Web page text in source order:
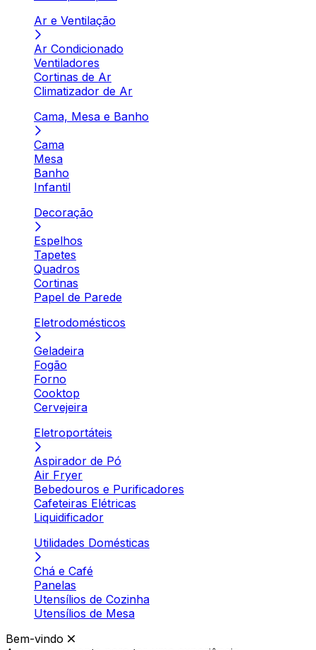
Ar e Ventilação
Ar Condicionado
Ventiladores
Cortinas de Ar
Climatizador de Ar
Cama, Mesa e Banho
Cama
Mesa
Banho
Infantil
Decoração
Espelhos
Tapetes
Quadros
Cortinas
Papel de Parede
Eletrodomésticos
Geladeira
Fogão
Forno
Cooktop
Cervejeira
Eletroportáteis
Aspirador de Pó
Air Fryer
Bebedouros e Purificadores
Cafeteiras Elétricas
Liquidificador
Utilidades Domésticas
Chá e Café
Panelas
Utensílios de Cozinha
Utensílios de Mesa
Bem-vindo